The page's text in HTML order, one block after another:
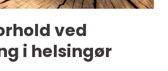
ved
i helsingør